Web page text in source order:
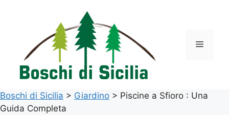
Menu
Boschi di Sicilia > Giardino > Piscine a Sfioro : Una
Guida Completa